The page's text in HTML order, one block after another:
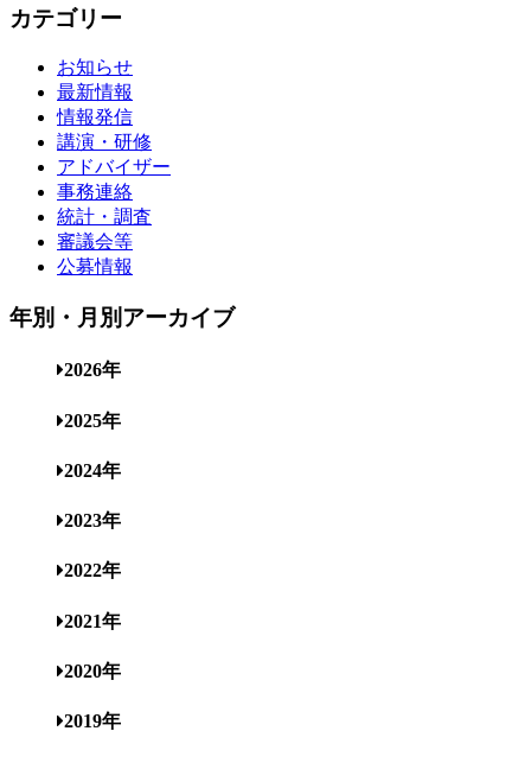
カテゴリー
お知らせ
最新情報
情報発信
講演・研修
アドバイザー
事務連絡
統計・調査
審議会等
公募情報
年別・月別アーカイブ
2026年
2025年
2024年
2023年
2022年
2021年
2020年
2019年